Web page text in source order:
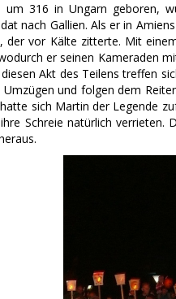
um 316 in Ungarn geboren,
nach Gallien. Als er in
der vor Kälte zitterte. Mit
er seinen Kameraden
Akt des Teilens treffen
und folgen dem
sich Martin der Legende
Schreie natürlich verrieten.